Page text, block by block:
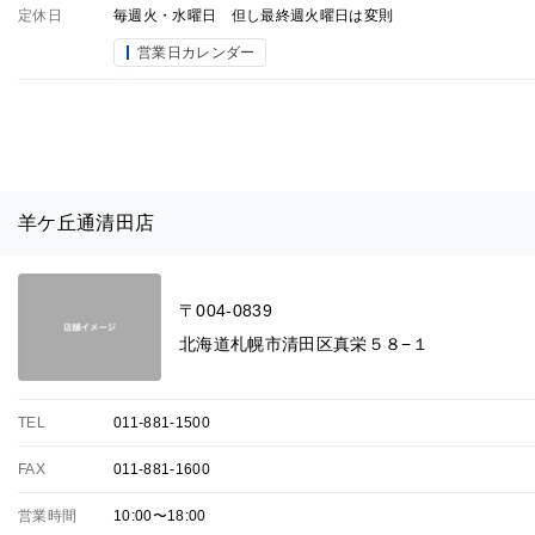
定休日 毎週火・水曜日 但し最終週火曜日は変則
営業日カレンダー
羊ケ丘通清田店
〒004-0839
北海道札幌市清田区真栄５８−１
TEL 011-881-1500
FAX 011-881-1600
営業時間 10:00〜18:00